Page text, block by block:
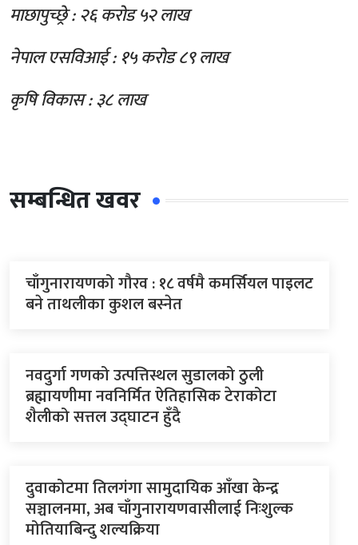
माछापुच्छ्रे : २६ करोड ५२ लाख
नेपाल एसविआई : १५ करोड ८९ लाख
कृषि विकास : ३८ लाख
सम्बन्धित खवर
चाँगुनारायणको गौरव : १८ वर्षमै कमर्सियल पाइलट
बने ताथलीका कुशल बस्नेत
नवदुर्गा गणको उत्पत्तिस्थल सुडालको ठुली
ब्रह्मायणीमा नवनिर्मित ऐतिहासिक टेराकोटा
शैलीको सत्तल उद्घाटन हुँदै
दुवाकोटमा तिलगंगा सामुदायिक आँखा केन्द्र
सञ्चालनमा, अब चाँगुनारायणवासीलाई निःशुल्क
मोतियाबिन्दु शल्यक्रिया